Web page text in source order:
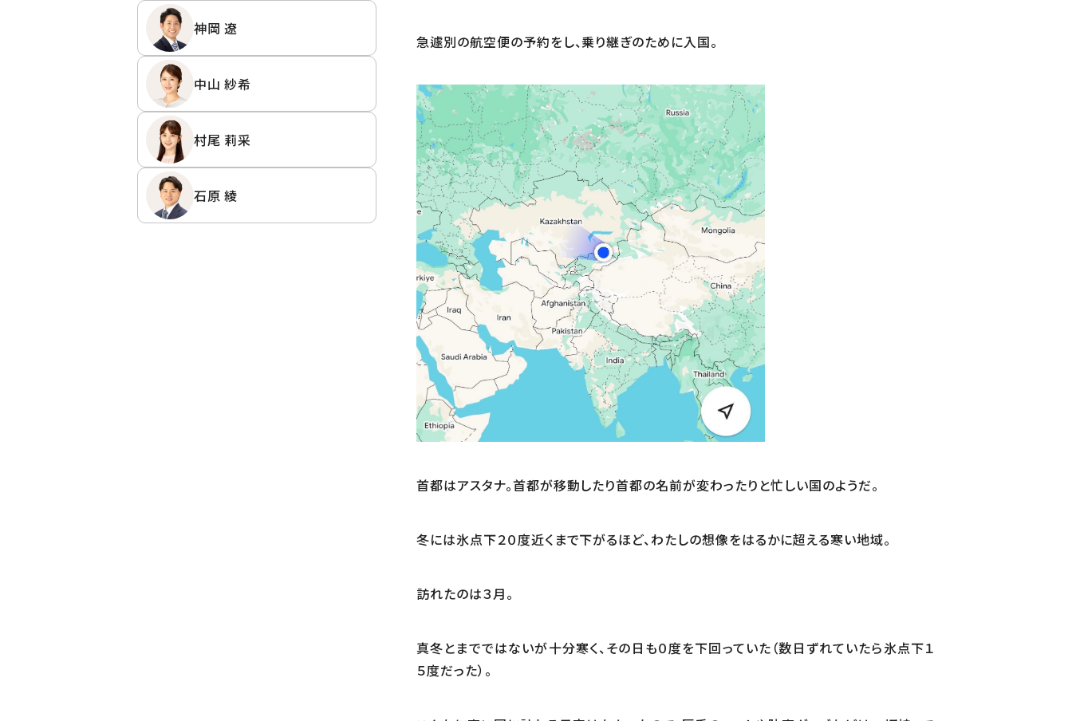
神岡 遼
中山 紗希
村尾 莉采
石原 綾
急遽別の航空便の予約をし、乗り継ぎのために入国。
首都はアスタナ。首都が移動したり首都の名前が変わったりと忙しい国のようだ。
冬には氷点下２０度近くまで下がるほど、わたしの想像をはるかに超える寒い地域。
訪れたのは３月。
真冬とまでではないが十分寒く、その日も０度を下回っていた（数日ずれていたら氷点下１
５度だった）。